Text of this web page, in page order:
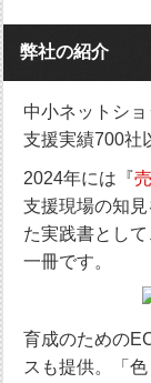
弊社の紹介
中小ネットシ
支援実績700社
2024年には『
支援現場の知
た実践書とし
一冊です。
育成のための
スも提供。「